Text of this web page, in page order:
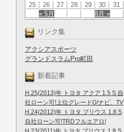
« 5月 8月 »
25
26 27 28 29 30 31
リンク集
アクシアスポーツ
グランドスラムPro町田
新着記事
H.25(2013)年 トヨタ アクア 1.5 S 自
社ローン可!上位グレードG!ナビ、TV
H.24(2012)年 トヨタ プリウス 1.8 S
自社ローン可!TRDフルエアロ!